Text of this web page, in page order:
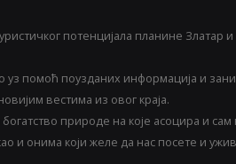
потенцијала планине Златар
помоћ поузданих информација и
вестима из овог краја.
природе на које асоцира и
онима који желе да нас посете и